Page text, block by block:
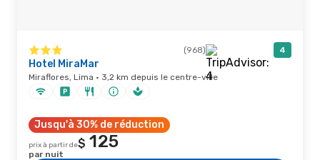
(968) 4
Hotel MiraMar
Miraflores, Lima · 3,2 km depuis le centre-ville
Jusqu'à 30% de réduction
prix à partir de$ 125
par nuit